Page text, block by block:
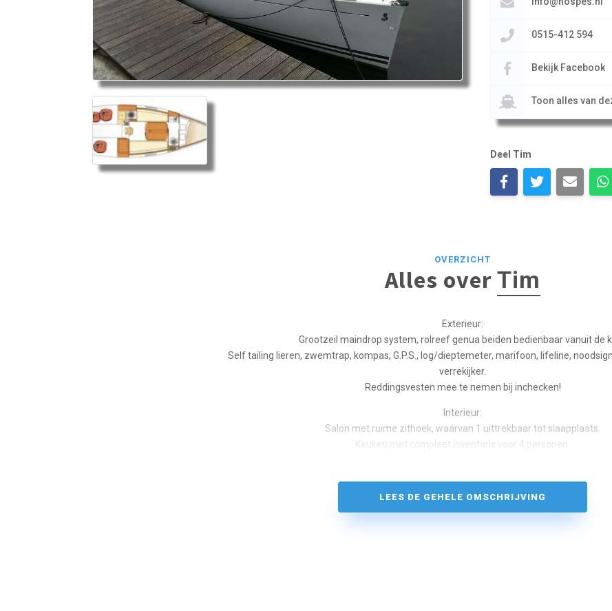
0515-412 594
Bekijk Facebook
Toon alles van
Deel Tim
OVERZICHT
Alles over Tim
Exterieur:
Grootzeil maindrop system, rolreef genua beiden bedienbaar vanuit de
Self tailing lieren, zwemtrap, kompas, G.P.S., log/dieptemeter, marifoon, lifeline,
verrekijker.
Reddingsvesten mee te nemen bij inchecken!
Interieur:
Salon met ruime zithoek, waarvan 1 uittrekbaar tot slaapplaats.
Keuken met compleet inventaris voor 4 personen.
Ruim toilet met wasbak, watertank 50 liter.
LEES DE GEHELE OMSCHRIJVING